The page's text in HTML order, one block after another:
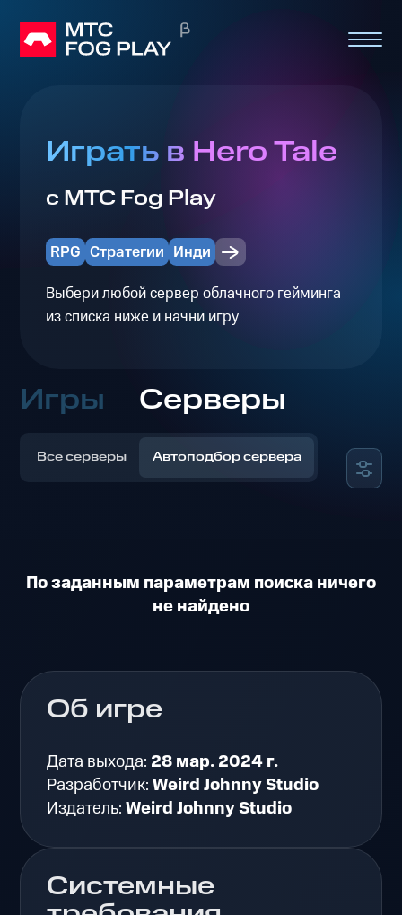
Играть в Hero Tale
с МТС Fog Play
RPG Стратегии Инди
Выбери любой сервер облачного гейминга
из списка ниже и начни игру
Игры Серверы
Все серверы Автоподбор сервера
По заданным параметрам поиска ничего
не найдено
Об игре
Дата выхода: 28 мар. 2024 г.
Разработчик:Weird Johnny Studio
Издатель:Weird Johnny Studio
Системные